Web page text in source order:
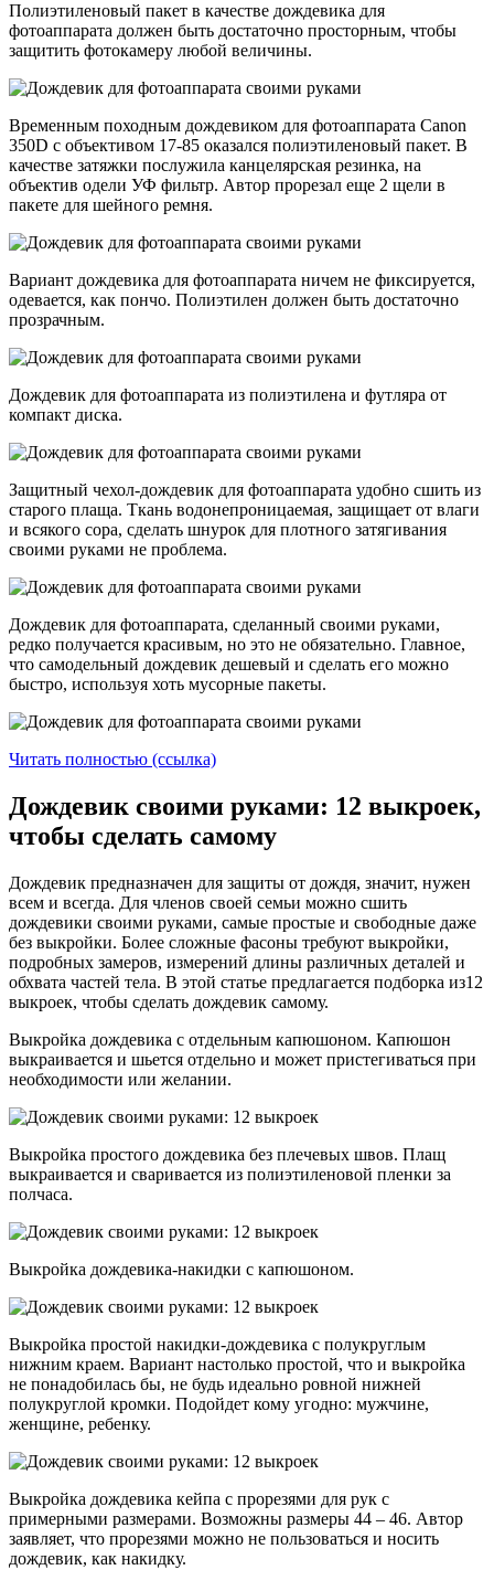
Полиэтиленовый пакет в качестве дождевика для
фотоаппарата должен быть достаточно просторным, чтобы
защитить фотокамеру любой величины.
Временным походным дождевиком для фотоаппарата Canon
350D с объективом 17-85 оказался полиэтиленовый пакет. В
качестве затяжки послужила канцелярская резинка, на
объектив одели УФ фильтр. Автор прорезал еще 2 щели в
пакете для шейного ремня.
Вариант дождевика для фотоаппарата ничем не фиксируется,
одевается, как пончо. Полиэтилен должен быть достаточно
прозрачным.
Дождевик для фотоаппарата из полиэтилена и футляра от
компакт диска.
Защитный чехол-дождевик для фотоаппарата удобно сшить из
старого плаща. Ткань водонепроницаемая, защищает от влаги
и всякого сора, сделать шнурок для плотного затягивания
своими руками не проблема.
Дождевик для фотоаппарата, сделанный своими руками,
редко получается красивым, но это не обязательно. Главное,
что самодельный дождевик дешевый и сделать его можно
быстро, используя хоть мусорные пакеты.
Читать полностью (ссылка)
Дождевик своими руками: 12 выкроек,
чтобы сделать самому
Дождевик предназначен для защиты от дождя, значит, нужен
всем и всегда. Для членов своей семьи можно сшить
дождевики своими руками, самые простые и свободные даже
без выкройки. Более сложные фасоны требуют выкройки,
подробных замеров, измерений длины различных деталей и
обхвата частей тела. В этой статье предлагается подборка из12
выкроек, чтобы сделать дождевик самому.
Выкройка дождевика с отдельным капюшоном. Капюшон
выкраивается и шьется отдельно и может пристегиваться при
необходимости или желании.
Выкройка простого дождевика без плечевых швов. Плащ
выкраивается и сваривается из полиэтиленовой пленки за
полчаса.
Выкройка дождевика-накидки с капюшоном.
Выкройка простой накидки-дождевика с полукруглым
нижним краем. Вариант настолько простой, что и выкройка
не понадобилась бы, не будь идеально ровной нижней
полукруглой кромки. Подойдет кому угодно: мужчине,
женщине, ребенку.
Выкройка дождевика кейпа с прорезями для рук с
примерными размерами. Возможны размеры 44 – 46. Автор
заявляет, что прорезями можно не пользоваться и носить
дождевик, как накидку.